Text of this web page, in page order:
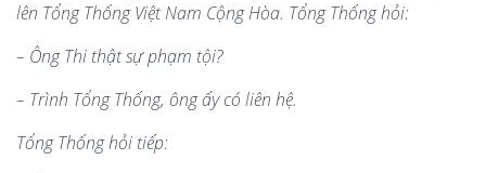
lên Tổng Thống Việt Nam Cộng Hòa. Tổng Thống hỏi:
– Ông Thi thật sự phạm tội?
– Trình Tổng Thống, ông ấy có liên hệ.
Tổng Thống hỏi tiếp: